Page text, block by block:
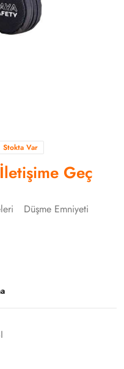
Stokta Var
Geç
Düşme Emniyeti